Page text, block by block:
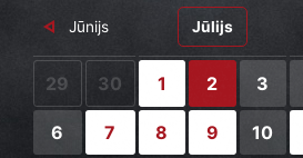
Jūnijs Jūlijs
29 30 1 2 3
6 7 8 9 10